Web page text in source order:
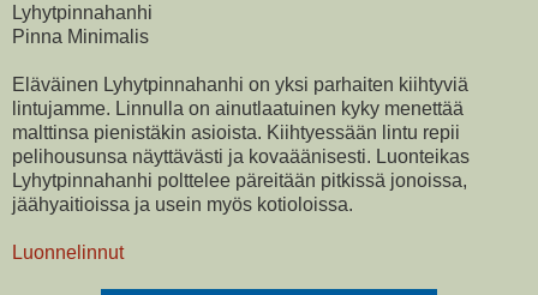
Lyhytpinnahanhi
Pinna Minimalis
Eläväinen Lyhytpinnahanhi on yksi parhaiten kiihtyviä
lintujamme. Linnulla on ainutlaatuinen kyky menettää
malttinsa pienistäkin asioista. Kiihtyessään lintu repii
pelihousunsa näyttävästi ja kovaäänisesti. Luonteikas
Lyhytpinnahanhi polttelee päreitään pitkissä jonoissa,
jäähyaitioissa ja usein myös kotioloissa.
Luonnelinnut